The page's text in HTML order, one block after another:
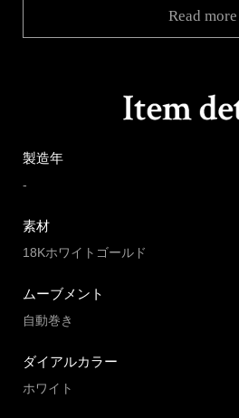
Read more
製造年
-
素材
18Kホワイトゴールド
ムーブメント
自動巻き
ダイアルカラー
ホワイト